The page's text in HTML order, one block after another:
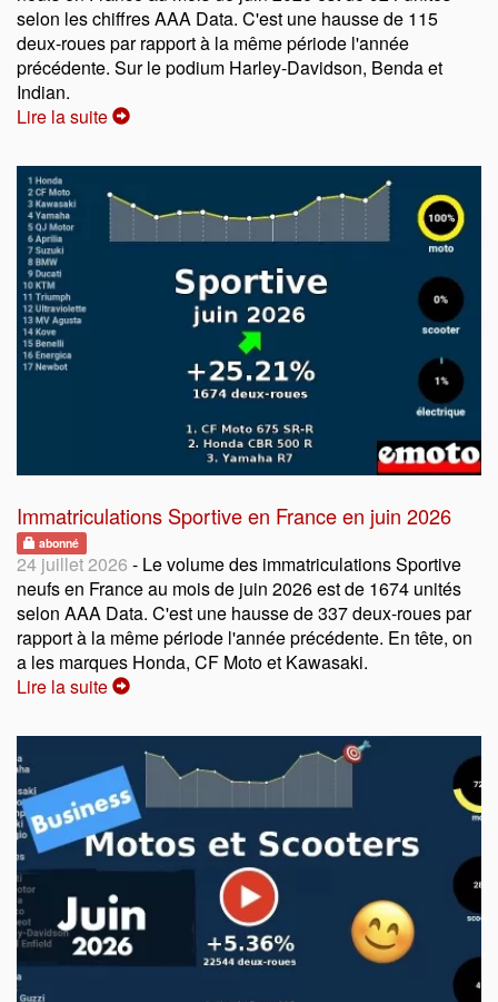
selon les chiffres AAA Data. C'est une hausse de 115
deux-roues par rapport à la même période l'année
précédente. Sur le podium Harley-Davidson, Benda et
Indian.
Lire la suite
Immatriculations Sportive en France en juin 2026
abonné
24 juillet 2026 - Le volume des immatriculations Sportive
neufs en France au mois de juin 2026 est de 1674 unités
selon AAA Data. C'est une hausse de 337 deux-roues par
rapport à la même période l'année précédente. En tête, on
a les marques Honda, CF Moto et Kawasaki.
Lire la suite